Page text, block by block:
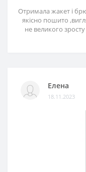
Отримала жакет і
якісно пошито
не великого
Елена
18.11.2023